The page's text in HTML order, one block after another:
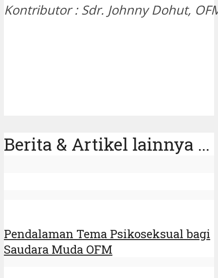
Kontributor : Sdr. Johnny Dohut,
Berita & Artikel lainnya ...
Pendalaman Tema Psikoseksual bagi
Saudara Muda OFM